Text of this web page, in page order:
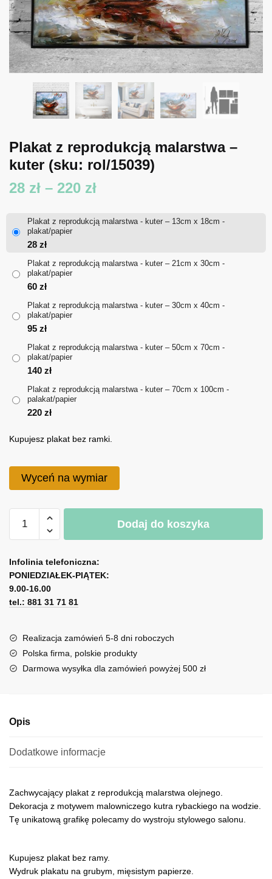
Plakat z reprodukcją malarstwa –
kuter (sku: rol/15039)
28 zł – 220 złZakres
28 zł
220 zł
Plakat z reprodukcją malarstwa - kuter – 13cm x 18cm -
plakat/papier
28 zł
Plakat z reprodukcją malarstwa - kuter – 21cm x 30cm -
plakat/papier
60 zł
Plakat z reprodukcją malarstwa - kuter – 30cm x 40cm -
plakat/papier
95 zł
Plakat z reprodukcją malarstwa - kuter – 50cm x 70cm -
plakat/papier
140 zł
Plakat z reprodukcją malarstwa - kuter – 70cm x 100cm -
palakat/papier
220 zł
Kupujesz plakat bez ramki.
Wyceń na wymiar
Plakat
reprodukcją
malarstwa
-
kuter
Dodaj do koszyka
l
t
e
r
a
t
i
Infolinia telefoniczna:
PONIEDZIAŁEK-PIĄTEK:
9.00-16.00
tel.: 881 31 71 81
Realizacja zamówień 5-8 dni roboczych
Polska firma, polskie produkty
Darmowa wysyłka dla zamówień powyżej 500 zł
Opis
Dodatkowe informacje
Zachwycający plakat z reprodukcją malarstwa olejnego.
Dekoracja z motywem malowniczego kutra rybackiego na wodzie.
Tę unikatową grafikę polecamy do wystroju stylowego salonu.
Kupujesz plakat bez ramy.
Wydruk plakatu na grubym, mięsistym papierze.